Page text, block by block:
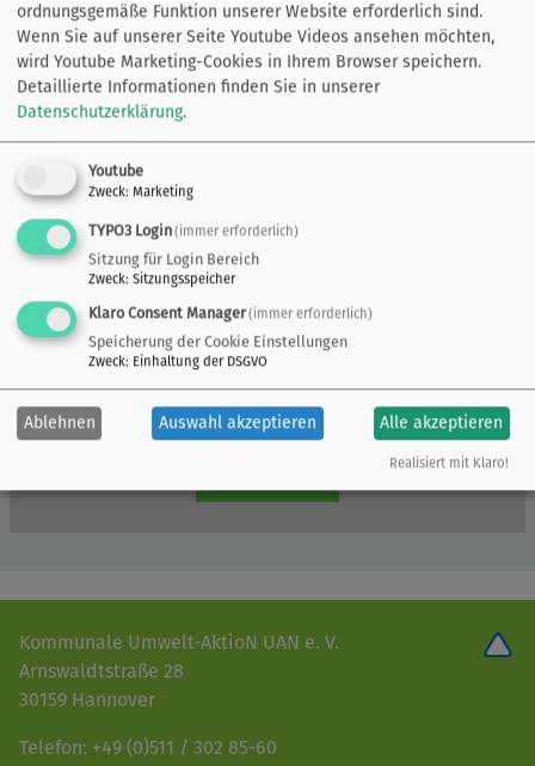
Kommunale Umwelt-AktioN UAN e. V.
Arnswaldtstraße 28
30159 Hannover
Telefon: +49 (0)511 / 302 85-60
ordnungsgemäße Funktion unserer Website erforderlich sind.
Wenn Sie auf unserer Seite Youtube Videos ansehen möchten,
wird Youtube Marketing-Cookies in Ihrem Browser speichern.
Detaillierte Informationen finden Sie in unserer
Datenschutzerklärung.
Youtube
Zweck: Marketing
TYPO3 Login(immer erforderlich)
Sitzung für Login Bereich
Zweck: Sitzungsspeicher
Klaro Consent Manager(immer erforderlich)
Speicherung der Cookie Einstellungen
Zweck: Einhaltung der DSGVO
Ablehnen Auswahl akzeptieren Alle akzeptieren
Realisiert mit Klaro!